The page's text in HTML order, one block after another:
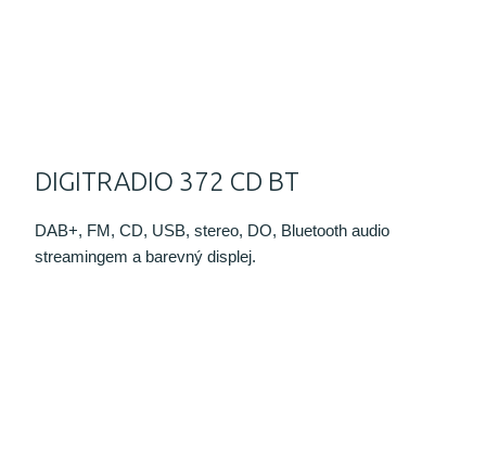
DIGITRADIO 372 CD BT
DAB+, FM, CD, USB, stereo, DO, Bluetooth audio
streamingem a barevný displej.